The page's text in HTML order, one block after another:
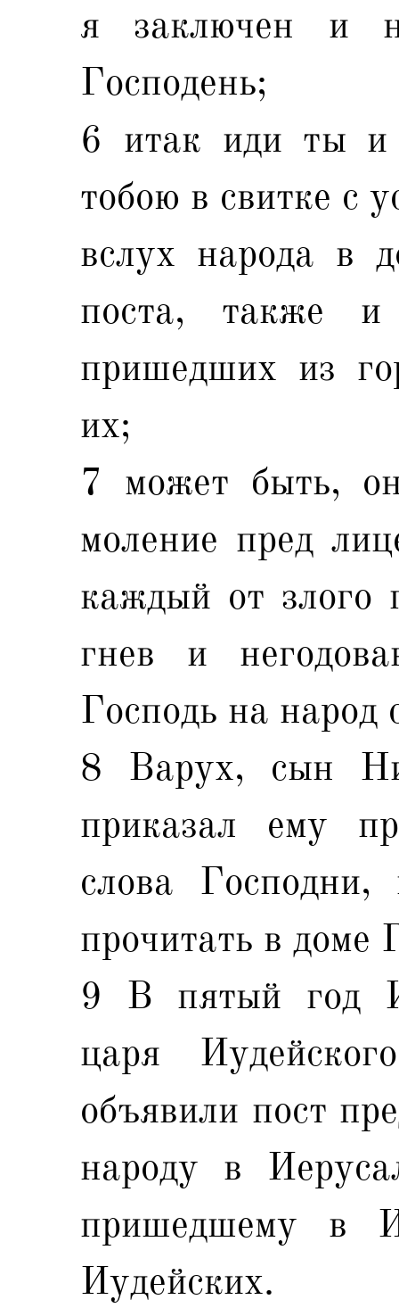
я заключен и
Господень;
6 итак иди ты и
тобою в свитке с
вслух народа в
поста, также и
пришедших из
их;
7 может быть,
моление пред
каждый от злого
гнев и
Господь на народ
8 Варух, сын
приказал ему
слова
прочитать в доме
9 В пятый год
царя
объявили пост
народу в
пришедшему в
Иудейских.